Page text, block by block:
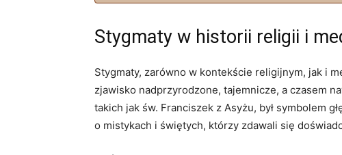
Stygmaty w historii religii i
Stygmaty, zarówno w kontekście religijnym, jak i
zjawisko nadprzyrodzone, tajemnicze, a czasem
takich jak‍ św. ⁣Franciszek z Asyżu, był symbolem
o mistykach i świętych, którzy zdawali się